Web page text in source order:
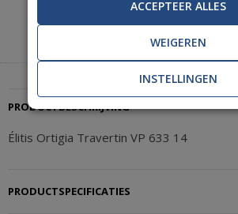
Neem contact met ons op.
+31(0)85 888 3671
|
PRODUCTBESCHRIJVING
Élitis Ortigia Travertin VP 633 14
PRODUCTSPECIFICATIES
ACCEPTEER ALLES
WEIGEREN
INSTELLINGEN